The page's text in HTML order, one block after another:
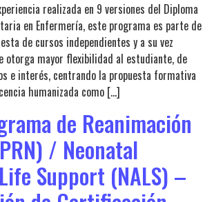
realizada en 9 versiones del Diploma
en Enfermería, este programa es parte de
de cursos independientes y a su vez
otorga mayor flexibilidad al estudiante, de
e interés, centrando la propuesta formativa
humanizada como […]
de Reanimación
/ Neonatal
Support (NALS) –